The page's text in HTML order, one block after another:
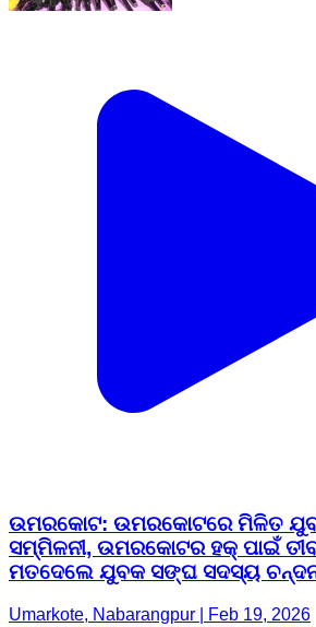
ଉମରକୋଟ: ଉମରକୋଟରେ ମିଳିତ
ସମ୍ମିଳନୀ, ଉମରକୋଟର ହକ୍ ପାଇଁ
ମତଦେଲେ ଯୁବକ ସଙ୍ଘ ସଦସ୍ୟ ଚନ୍ଦନ
Umarkote, Nabarangpur | Feb 19, 2026